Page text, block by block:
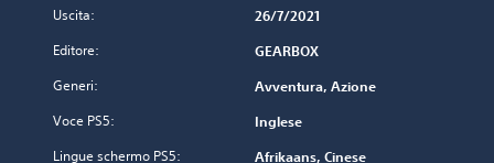
Uscita: 26/7/2021
Editore: GEARBOX
Generi: Avventura, Azione
Voce PS5: Inglese
Lingue schermo PS5: Afrikaans, Cinese